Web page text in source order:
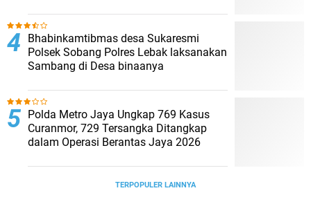
Bhabinkamtibmas desa Sukaresmi
Polsek Sobang Polres Lebak laksanakan
Sambang di Desa binaanya
Polda Metro Jaya Ungkap 769 Kasus
Curanmor, 729 Tersangka Ditangkap
dalam Operasi Berantas Jaya 2026‎
TERPOPULER LAINNYA